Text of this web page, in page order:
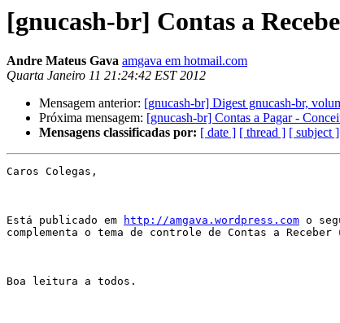
[gnucash-br] Contas a
Andre Mateus Gava amgava em hotmail.com
Quarta Janeiro 11 21:24:42 EST 2012
Mensagem anterior: [gnucash-br] Digest gnucash-br,
Próxima mensagem: [gnucash-br] Contas a Pagar -
Mensagens classificadas por: [ date ] [ thread ] [ subject ]
Caros Colegas,
Está publicado em http://amgava.wordpress.com o
complementa o tema de controle de Contas a Receber
Boa leitura a todos.